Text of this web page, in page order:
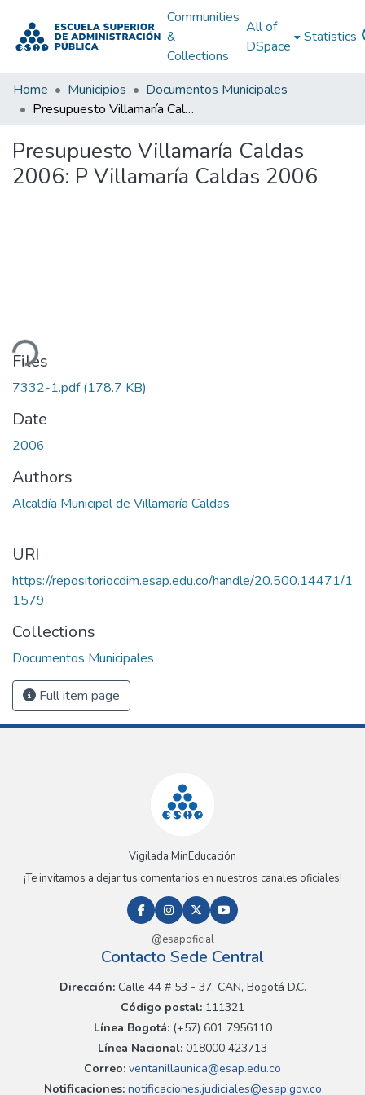
Communities
&
Collections
All of
DSpace
Statistics
Home Municipios
Documentos Municipales
Presupuesto Villamaría Caldas 2006: P Villamaría Caldas 2006
Presupuesto Villamaría Caldas
2006: P Villamaría Caldas 2006
Files
7332-1.pdf(178.7 KB)
Date
2006
Authors
Alcaldía Municipal de Villamaría Caldas
URI
https://repositoriocdim.esap.edu.co/handle/20.500.14471/1
1579
Collections
Documentos Municipales
Full item page
Vigilada MinEducación
¡Te invitamos a dejar tus comentarios en nuestros canales oficiales!
@esapoficial
Contacto Sede Central
Dirección:Calle 44 # 53 - 37, CAN, Bogotá D.C.
Código postal: 111321
Línea Bogotá:(+57) 601 7956110
Línea Nacional: 018000 423713
Correo: ventanillaunica@esap.edu.co
Notificaciones:notificaciones.judiciales@esap.gov.co